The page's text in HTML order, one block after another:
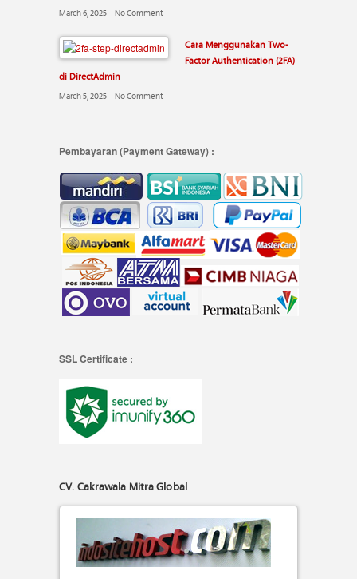
March 6, 2025 No Comment
Cara Menggunakan Two-
Factor Authentication (2FA)
di DirectAdmin
March 5, 2025 No Comment
Pembayaran (Payment Gateway) :
SSL Certificate :
CV. Cakrawala Mitra Global